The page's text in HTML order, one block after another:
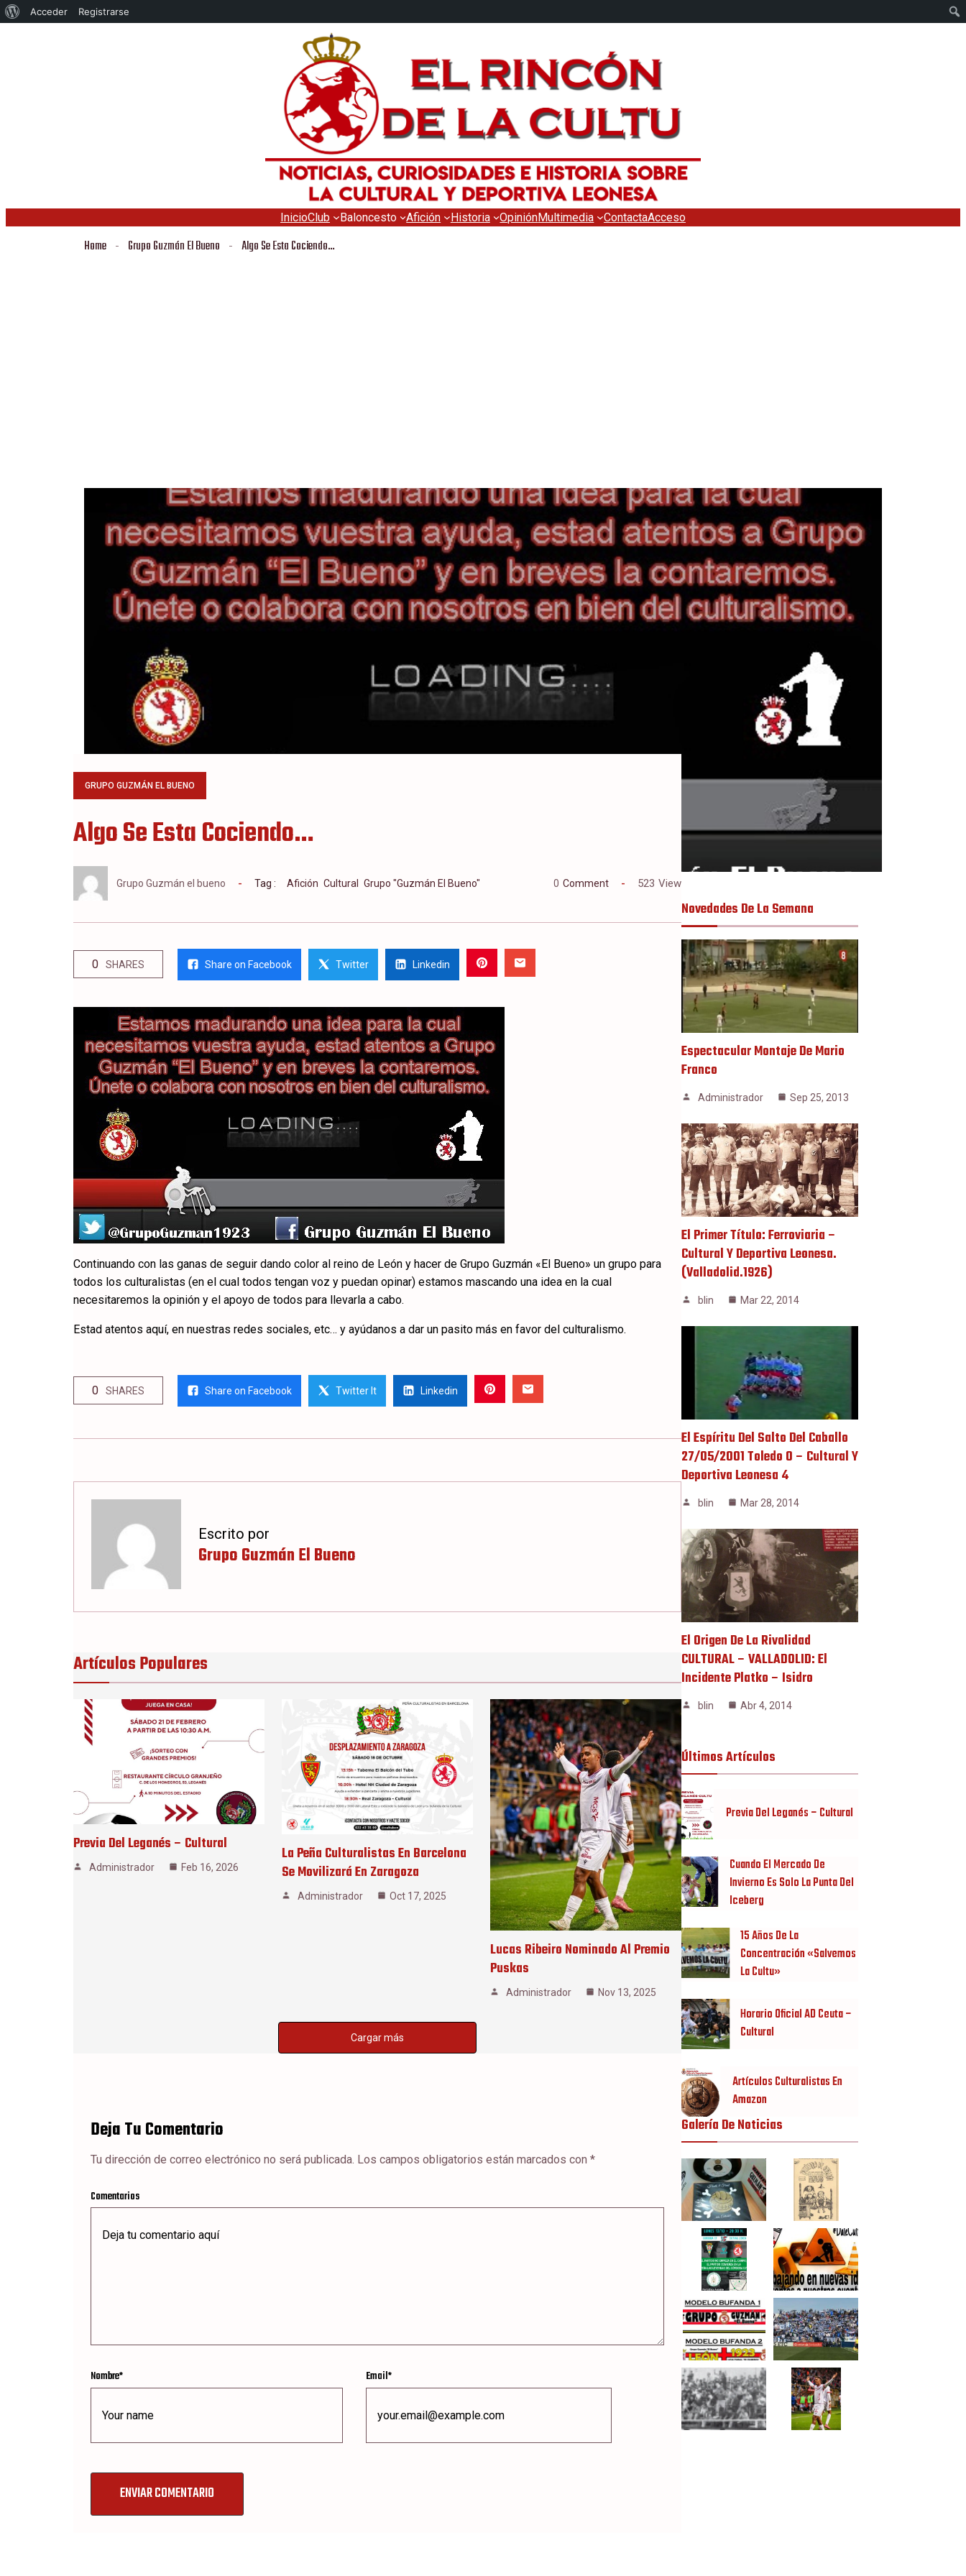
InicioClub Baloncesto Afición Historia OpiniónMultimedia ContactaAcceso
Acerca
Acceder Registrarse
Home Grupo Guzmán El Bueno Algo Se Esta Cociendo…
GRUPO GUZMÁN EL BUENO
Algo Se Esta Cociendo…
Grupo Guzmán el bueno Tag : Afición Cultural Grupo "Guzmán El Bueno" 0 Comment 523 View
0 SHARES Share on Facebook Twitter Linkedin
Continuando con las ganas de seguir dando color al reino de León y hacer de Grupo Guzmán «El Bueno» un grupo para
todos los culturalistas (en el cual todos tengan voz y puedan opinar) estamos mascando una idea en la cual
necesitaremos la opinión y el apoyo de todos para llevarla a cabo.
Estad atentos aquí, en nuestras redes sociales, etc… y ayúdanos a dar un pasito más en favor del culturalismo.
0 SHARES Share on Facebook Twitter It Linkedin
Escrito por
Grupo Guzmán El Bueno
Artículos Populares
Previa Del Leganés – Cultural
Administrador Feb 16, 2026
La Peña Culturalistas En Barcelona
Se Movilizará En Zaragoza
Administrador Oct 17, 2025
Lucas Ribeiro Nominado Al Premio
Puskas
Administrador Nov 13, 2025
Cargar más
Deja Tu Comentario
Tu dirección de correo electrónico no será publicada. Los campos obligatorios están marcados con *
Comentarios
Nombre* Email*
Novedades De La Semana
Espectacular Montaje De Mario
Franco
Administrador Sep 25, 2013
El Primer Título: Ferroviaria –
Cultural Y Deportiva Leonesa.
(Valladolid.1926)
blin Mar 22, 2014
El Espíritu Del Salto Del Caballo
27/05/2001 Toledo 0 – Cultural Y
Deportiva Leonesa 4
blin Mar 28, 2014
El Origen De La Rivalidad
CULTURAL – VALLADOLID: El
Incidente Platko – Isidro
blin Abr 4, 2014
Últimos Artículos
Previa Del Leganés – Cultural
Cuando El Mercado De
Invierno Es Solo La Punta Del
Iceberg
15 Años De La
Concentración «Salvemos
La Cultu»
Horario Oficial AD Ceuta –
Cultural
Artículos Culturalistas En
Amazon
Galería De Noticias